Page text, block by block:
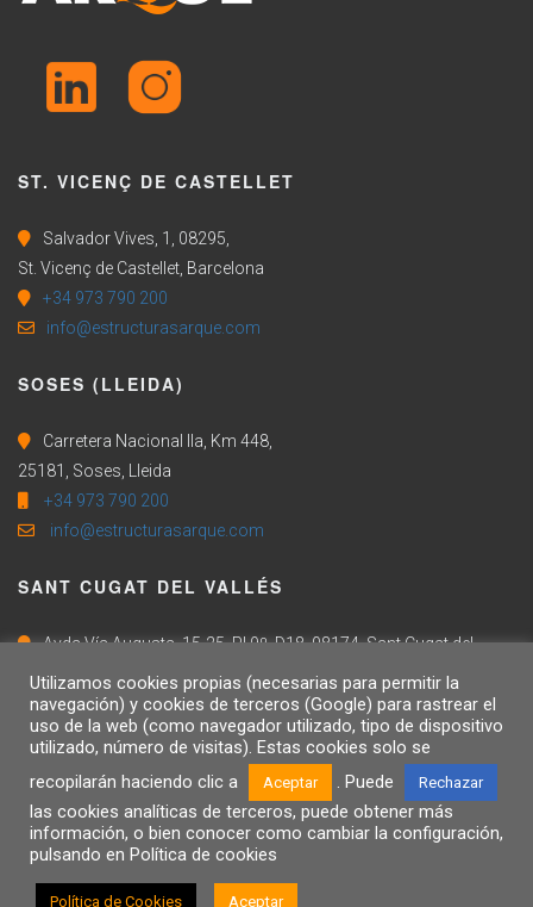
ST. VICENÇ DE CASTELLET
Salvador Vives, 1, 08295,
St. Vicenç de Castellet, Barcelona
+34 973 790 200
info@estructurasarque.com
SOSES (LLEIDA)
Carretera Nacional IIa, Km 448,
25181, Soses, Lleida
+34 973 790 200
info@estructurasarque.com
SANT CUGAT DEL VALLÉS
Avda Vía Augusta, 15-25, Pl 9º, D18, 08174, Sant Cugat del
Vallés, Barcelona
+34 973 790 200
info@estructurasarque.com
AVISO LEGAL CONTACTE
POLÍTICA DE COOKIES
POLÍTICA INTEGRADA
FORMULARIO DE DENUNCIA
Utilizamos cookies propias (necesarias para permitir la
navegación) y cookies de terceros (Google) para rastrear el
uso de la web (como navegador utilizado, tipo de dispositivo
utilizado, número de visitas). Estas cookies solo se
recopilarán haciendo clic a
Aceptar . Puede Rechazar
las cookies analíticas de terceros, puede obtener más
información, o bien conocer como cambiar la configuración,
pulsando en Política de cookies
Política de Cookies Aceptar